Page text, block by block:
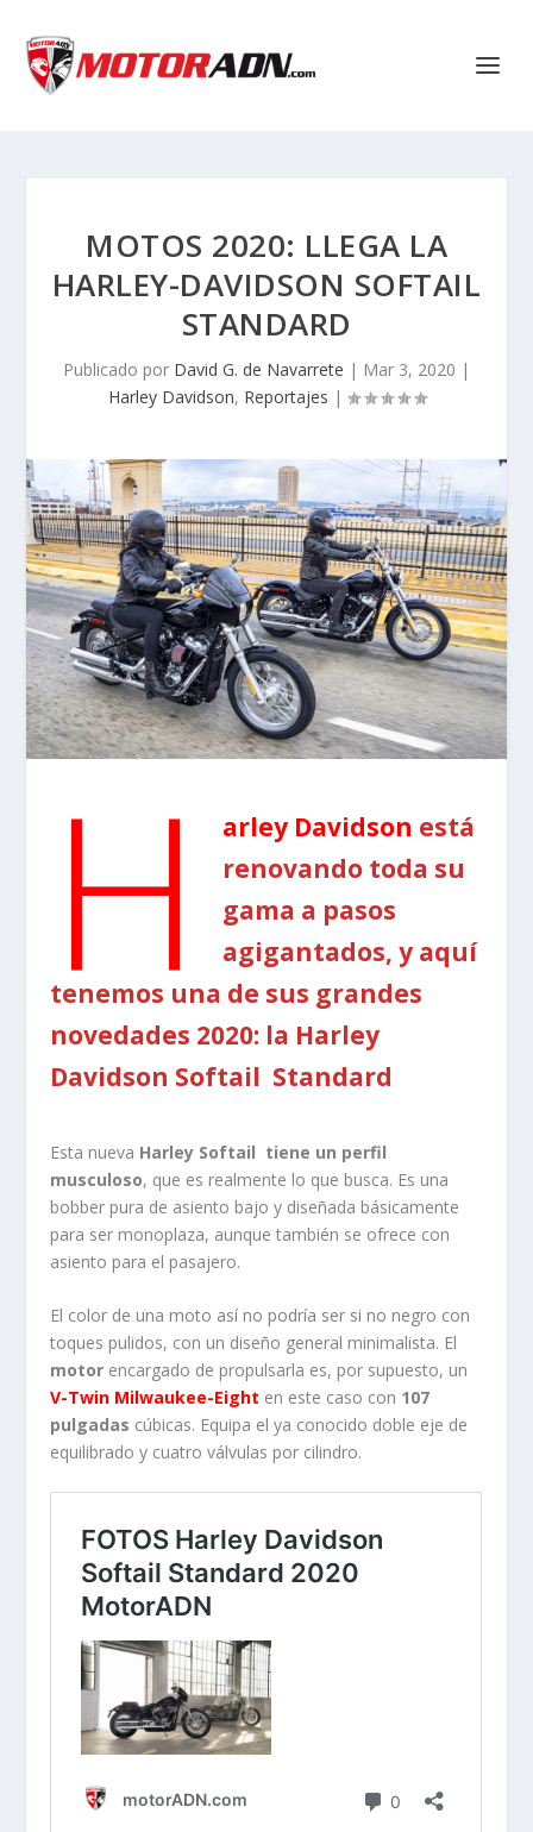
MOTOS 2020: LLEGA LA
HARLEY-DAVIDSON SOFTAIL
STANDARD
Publicado por David G. de Navarrete | Mar 3, 2020 |
Harley Davidson, Reportajes |
H arley Davidson está
renovando toda su
gama a pasos
agigantados, y aquí
tenemos una de sus grandes
novedades 2020: la Harley
Davidson Softail Standard
Esta nueva Harley Softail tiene un perfil
musculoso, que es realmente lo que busca. Es una
bobber pura de asiento bajo y diseñada básicamente
para ser monoplaza, aunque también se ofrece con
asiento para el pasajero.
El color de una moto así no podría ser si no negro con
toques pulidos, con un diseño general minimalista. El
motor encargado de propulsarla es, por supuesto, un
V-Twin Milwaukee-Eight en este caso con 107
pulgadas cúbicas. Equipa el ya conocido doble eje de
equilibrado y cuatro válvulas por cilindro.